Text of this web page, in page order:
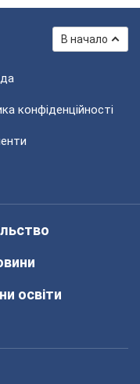
В начало
конфіденційності
освіти